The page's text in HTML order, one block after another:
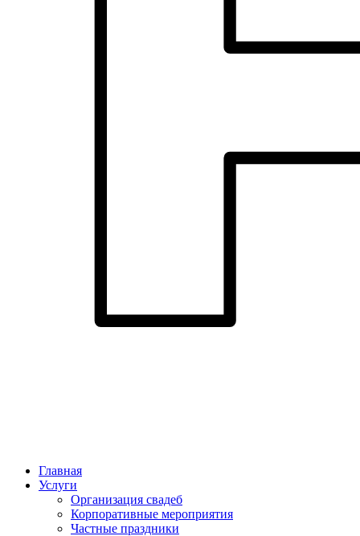
Главная
Услуги
Организация свадеб
Корпоративные мероприятия
Частные праздники